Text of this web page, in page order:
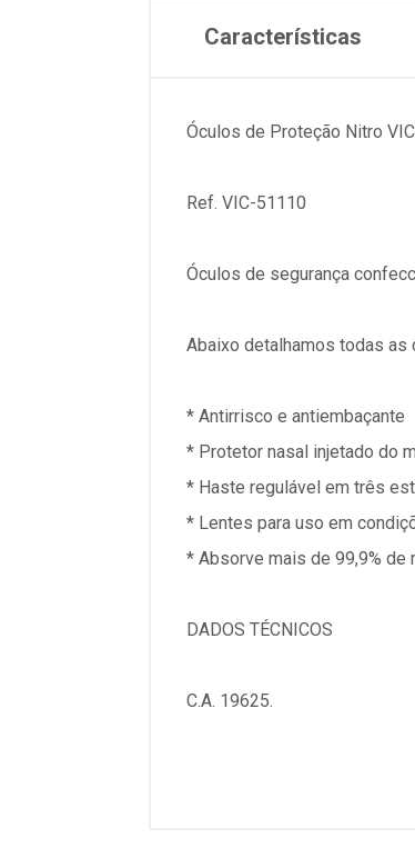
Características
Óculos de Proteção Nitro
Ref. VIC-51110
Óculos de segurança
Abaixo detalhamos todas as
* Antirrisco e antiembaçante
* Protetor nasal injetado do
* Haste regulável em três
* Lentes para uso em
* Absorve mais de 99,9% de
DADOS TÉCNICOS
C.A. 19625.